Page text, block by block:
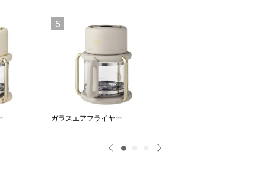
出産祝い
新築・引越し祝い
転職・送別祝い
おまとめ割引
more
5
ガラスエアフライヤー